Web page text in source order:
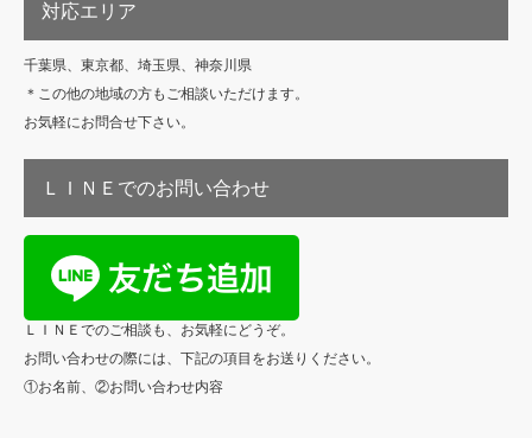
対応エリア
千葉県、東京都、埼玉県、神奈川県
＊この他の地域の方もご相談いただけます。
お気軽にお問合せ下さい。
ＬＩＮＥでのお問い合わせ
ＬＩＮＥでのご相談も、お気軽にどうぞ。
お問い合わせの際には、下記の項目をお送りください。
①お名前、②お問い合わせ内容